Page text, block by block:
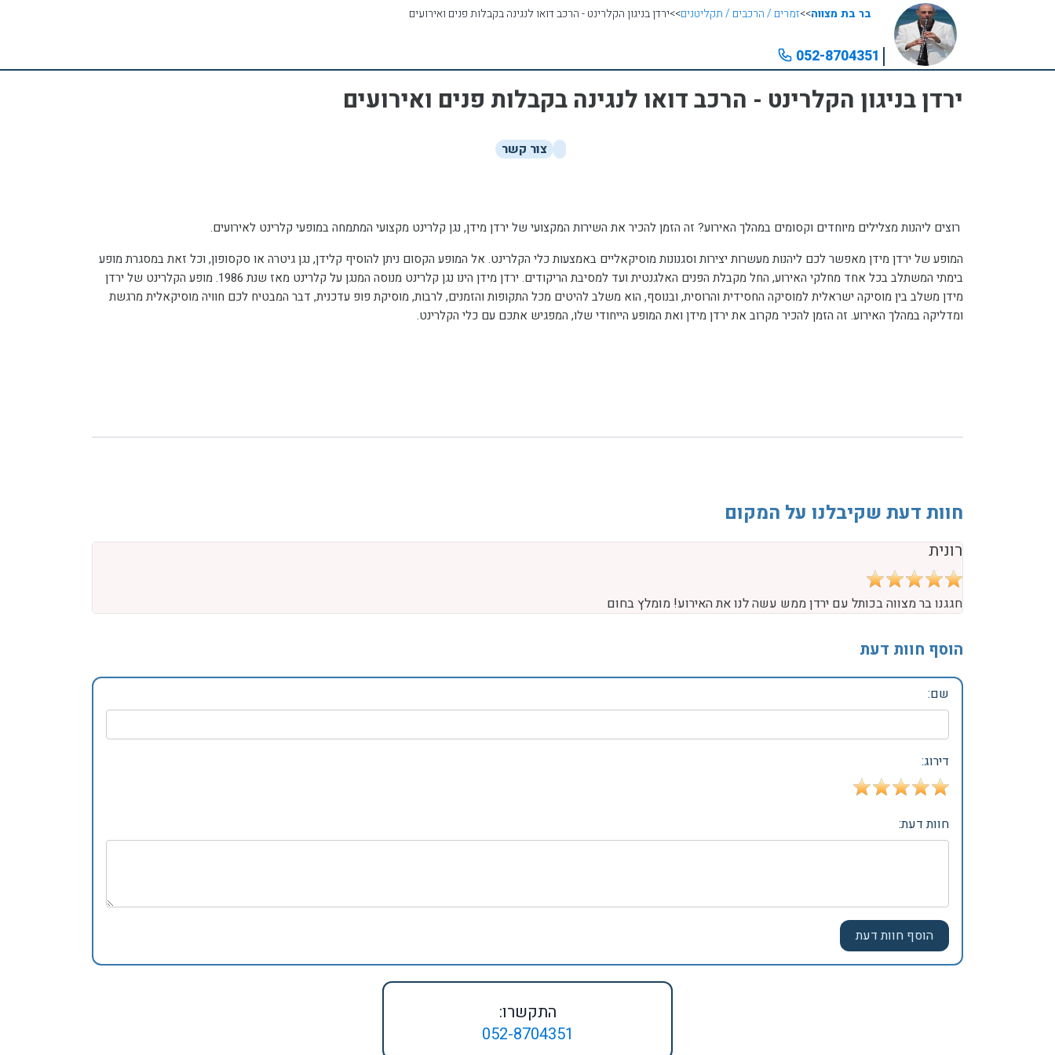
בר בת מצווה>>זמרים / הרכבים / תקליטנים>>ירדן בניגון הקלרינט - הרכב דואו לנגינה בקבלות פנים ואירועים
052-8704351
ירדן בניגון הקלרינט - הרכב דואו לנגינה בקבלות פנים ואירועים
צור קשר
רוצים ליהנות מצלילים מיוחדים וקסומים במהלך האירוע? זה הזמן להכיר את השירות המקצועי של ירדן מידן, נגן קלרינט מקצועי המתמחה במופעי קלרינט לאירועים.
המופע של ירדן מידן מאפשר לכם ליהנות מעשרות יצירות וסגנונות מוסיקאליים באמצעות כלי הקלרינט. אל המופע הקסום ניתן להוסיף קלידן, נגן גיטרה או סקסופון, וכל זאת במסגרת מופע
בימתי המשתלב בכל אחד מחלקי האירוע, החל מקבלת הפנים האלגנטית ועד למסיבת הריקודים. ירדן מידן הינו נגן קלרינט מנוסה המנגן על קלרינט מאז שנת 1986. מופע הקלרינט של ירדן
מידן משלב בין מוסיקה ישראלית למוסיקה החסידית והרוסית, ובנוסף, הוא משלב להיטים מכל התקופות והזמנים, לרבות, מוסיקת פופ עדכנית, דבר המבטיח לכם חוויה מוסיקאלית מרגשת
ומדליקה במהלך האירוע. זה הזמן להכיר מקרוב את ירדן מידן ואת המופע הייחודי שלו, המפגיש אתכם עם כלי הקלרינט.
חוות דעת שקיבלנו על המקום
רונית
חגגנו בר מצווה בכותל עם ירדן ממש עשה לנו את האירוע! מומלץ בחום
הוסף חוות דעת
שם:
דירוג:
חוות דעת:
התקשרו:
052-8704351